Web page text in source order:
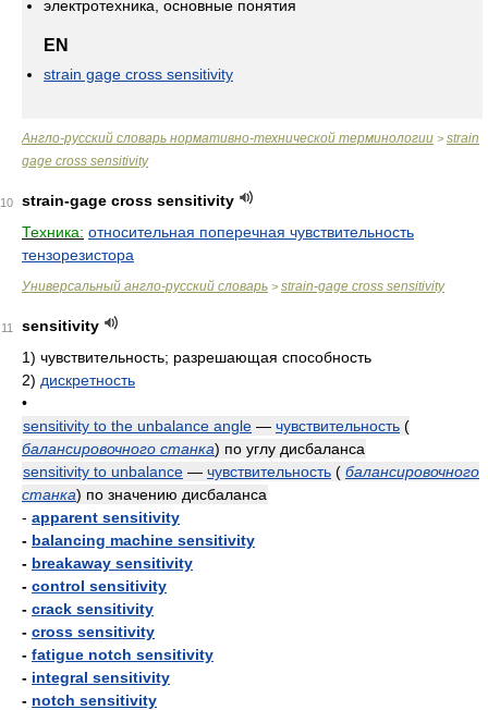
электротехника, основные понятия
EN
strain gage cross sensitivity
Англо-русский словарь нормативно-технической терминологии > strain
gage cross sensitivity
10
strain-gage cross sensitivity
Техника: относительная поперечная чувствительность
тензорезистора
Универсальный англо-русский словарь > strain-gage cross sensitivity
11
sensitivity
1) чувствительность; разрешающая способность
2) дискретность
•
sensitivity to the unbalance angle — чувствительность (
балансировочного станка) по углу дисбаланса
sensitivity to unbalance — чувствительность ( балансировочного
станка) по значению дисбаланса
- apparent sensitivity
- balancing machine sensitivity
- breakaway sensitivity
- control sensitivity
- crack sensitivity
- cross sensitivity
- fatigue notch sensitivity
- integral sensitivity
- notch sensitivity